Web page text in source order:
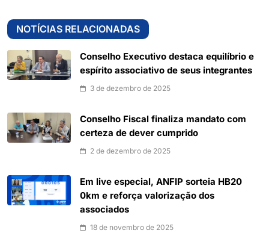
NOTÍCIAS RELACIONADAS
Conselho Executivo destaca equilíbrio e
espírito associativo de seus integrantes
3 de dezembro de 2025
Conselho Fiscal finaliza mandato com
certeza de dever cumprido
2 de dezembro de 2025
Em live especial, ANFIP sorteia HB20
0km e reforça valorização dos
associados
18 de novembro de 2025